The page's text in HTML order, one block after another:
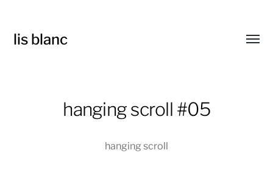
lis blanc
hanging scroll #05
hanging scroll